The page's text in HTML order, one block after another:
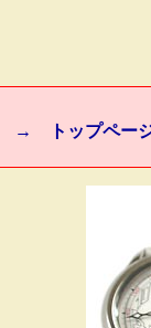
→ トップペー